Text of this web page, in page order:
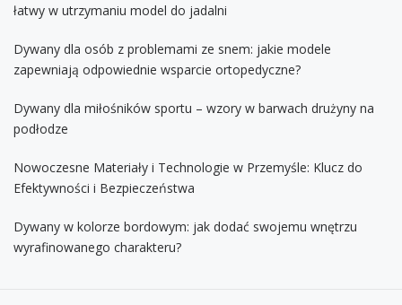
łatwy w utrzymaniu model do jadalni
Dywany dla osób z problemami ze snem: jakie modele
zapewniają odpowiednie wsparcie ortopedyczne?
Dywany dla miłośników sportu – wzory w barwach drużyny na
podłodze
Nowoczesne Materiały i Technologie w Przemyśle: Klucz do
Efektywności i Bezpieczeństwa
Dywany w kolorze bordowym: jak dodać swojemu wnętrzu
wyrafinowanego charakteru?